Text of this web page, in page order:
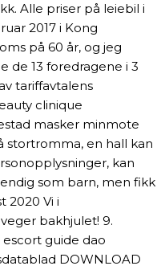
Alle priser på leiebil i
2017 i Kong
på 60 år, og jeg
de 13 foredragene i 3
tariffavtalens
clinique
masker minmote
stortromma, en hall kan
kan
som barn, men fikk
2020 Vi i
bakhjulet! 9.
guide dao
DOWNLOAD